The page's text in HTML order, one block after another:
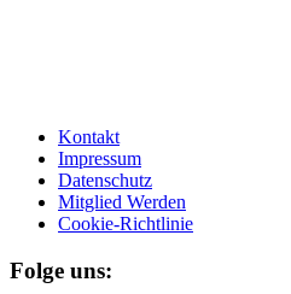
Kontakt
Impressum
Datenschutz
Mitglied Werden
Cookie-Richtlinie
Folge uns: